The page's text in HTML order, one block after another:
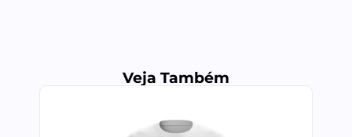
Veja Também